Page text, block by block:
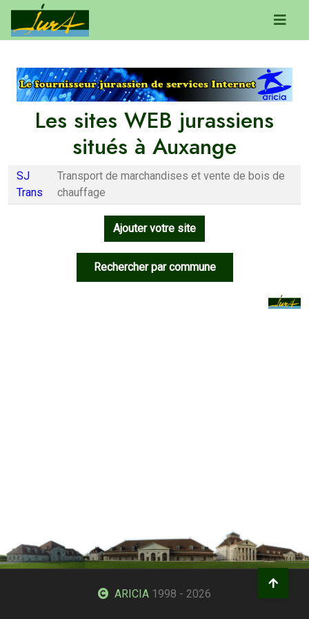
Les sites WEB jurassiens
situés à Auxange
SJ
Trans
Transport de marchandises et vente de bois de
chauffage
Ajouter votre site
Rechercher par commune
ARICIA 1998 - 2026